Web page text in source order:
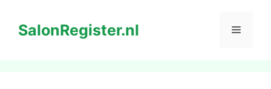
naarSalonRegister.nl Menu